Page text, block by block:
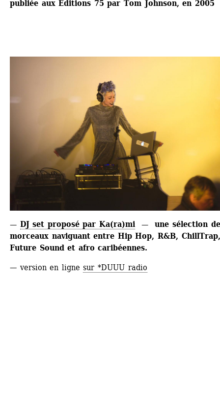
publiée aux Editions 75 par Tom Johnson, en 2005
— DJ set proposé par Ka(ra)mi— une sélection de
morceaux naviguant entre Hip Hop, R&B, ChillTrap,
Future Sound et afro caribéennes.
— version en ligne sur *DUUU radio